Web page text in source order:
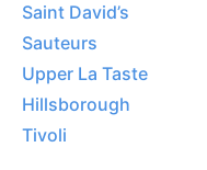
Saint David’s
Sauteurs
Upper La Taste
Hillsborough
Tivoli